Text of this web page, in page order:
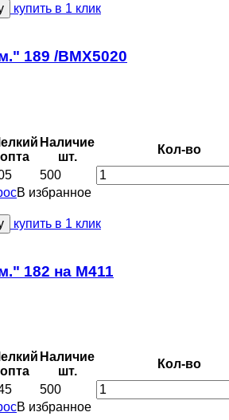
купить в 1 клик
189 /BMX5020
оптa
Наличие
шт.
Кол-во
500
В избранное
купить в 1 клик
182 на M411
оптa
Наличие
шт.
Кол-во
500
В избранное